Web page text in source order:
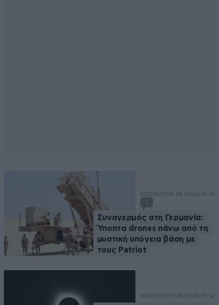
ΚΟΣΜΟΣ09·08·2026 01:16
Συναγερμός στη Γερμανία:
Ύποπτα drones πάνω από τη
μυστική υπόγεια βάση με
τους Patriot
ΚΟΣΜΟΣ09·08·2026 01:12